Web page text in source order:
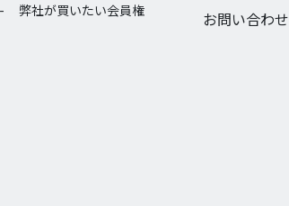
弊社が買いたい会員権
お問い合わせ